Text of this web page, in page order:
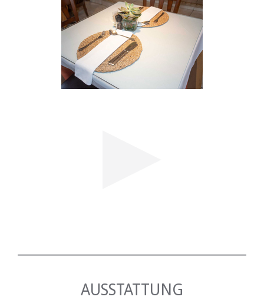
DIENSTE
Auf Wunsch: DVD, Filme, Fön, Bügeln, Babysitting.
AUSSTATTUNG